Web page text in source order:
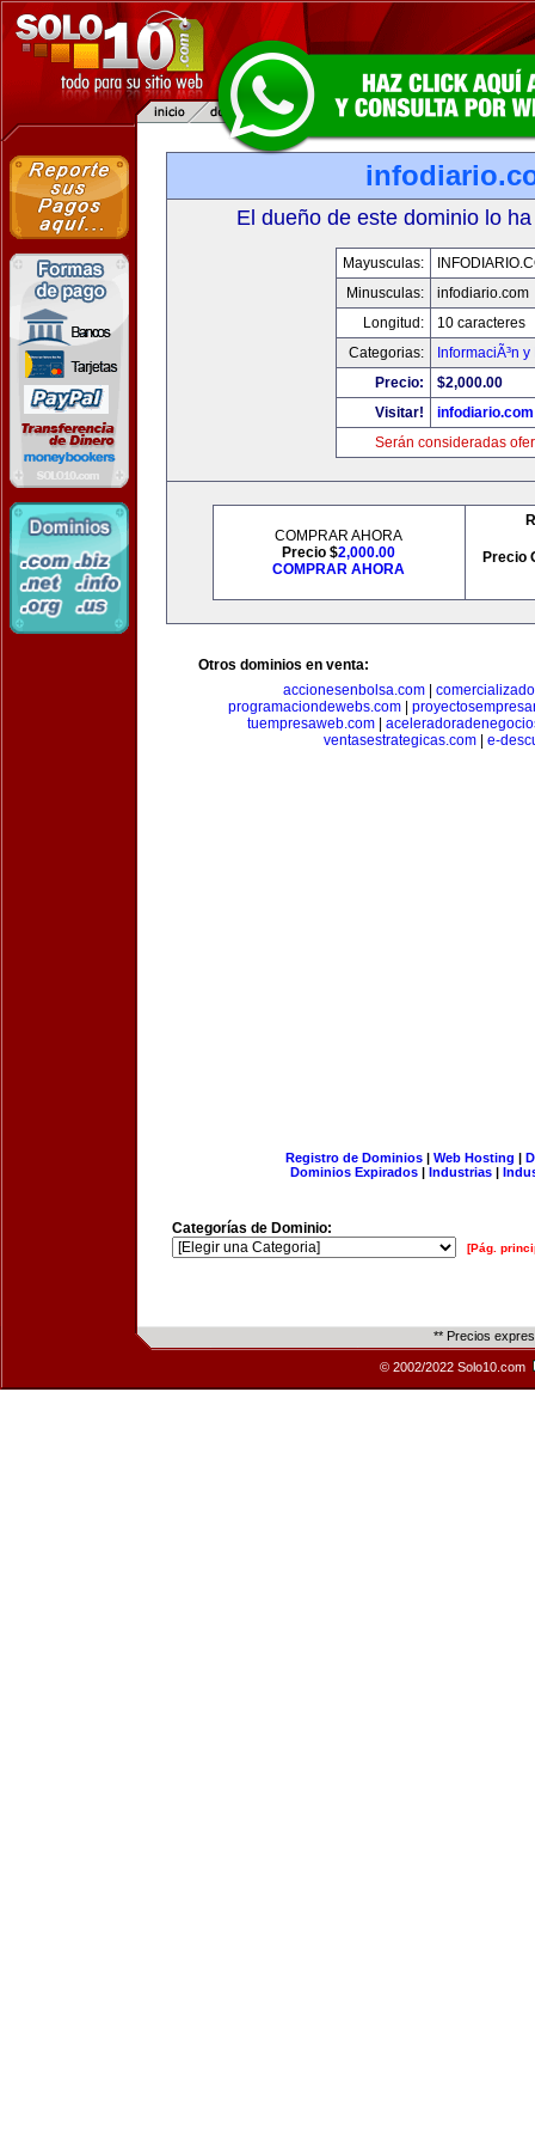
El dueño de este dominio lo
Mayusculas:
Minusculas:
infodiario.com
Longitud:
10 caracteres
Categorias:
InformaciÃ³n
Precio:
$2,000.00
Visitar!
infodiario.com
Serán consideradas
COMPRAR AHORA
Precio $2,000.00
COMPRAR AHORA
Precio
Otros dominios en venta:
accionesenbolsa.com
programaciondewebs.com
tuempresaweb.com
ventasestrategicas.com| e-
Registro de Dominios| Web Hosting |
Dominios Expirados | Industrias |
Categorías de Dominio:
[Pág.
** Precios
© 2002/2022 Solo10.com